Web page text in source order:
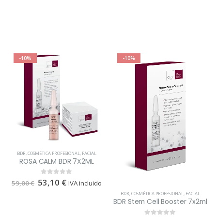
-10%
BDR,COSMÉTICA PROFESIONAL, FACIAL
ROSA CALM BDR 7X2ML
0out of 5
59,00€ 53,10 € IVA incluido
-10%
BDR,COSMÉTICA PROFESIONAL, FACIAL
BDR Stem Cell Booster 7x2ml